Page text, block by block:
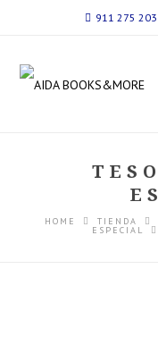
911 275 203
HOME TIENDA
ESPECIAL